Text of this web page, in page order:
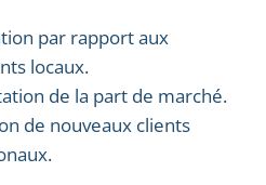
par rapport aux
locaux.
de la part de marché.
de nouveaux clients